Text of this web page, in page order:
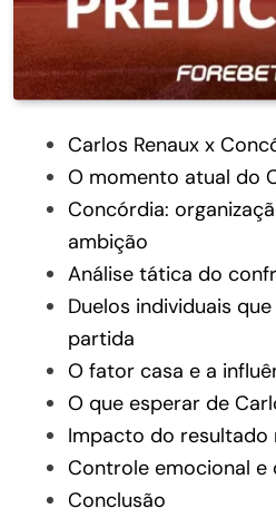
Carlos Renaux x
O momento atual do
Concórdia:
ambição
Análise tática do
Duelos individuais
partida
O fator casa e a
O que esperar de
Impacto do resultado
Controle emocional e
Conclusão